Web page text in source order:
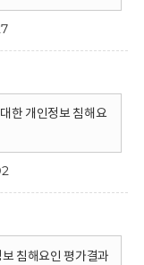
한 개인정보 침해요
침해요인 평가결과